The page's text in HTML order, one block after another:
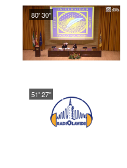
80' 30''
51' 27''